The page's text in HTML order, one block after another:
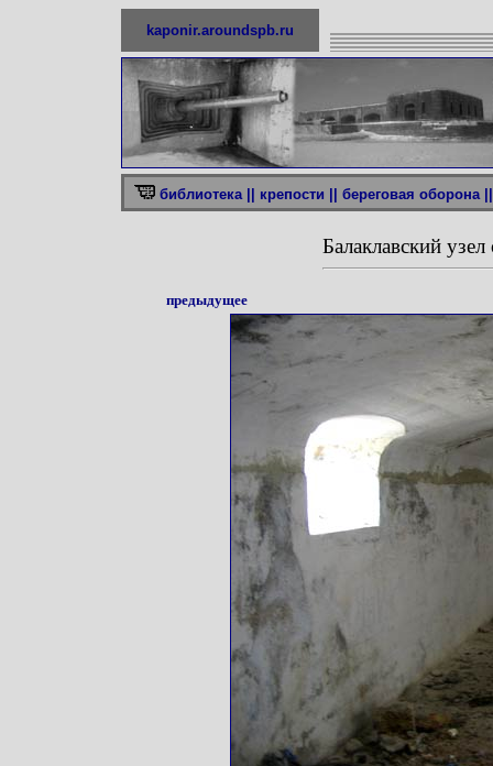
kaponir.aroundspb.ru
библиотека || крепости || береговая оборона ||
Балаклавский
предыдущее